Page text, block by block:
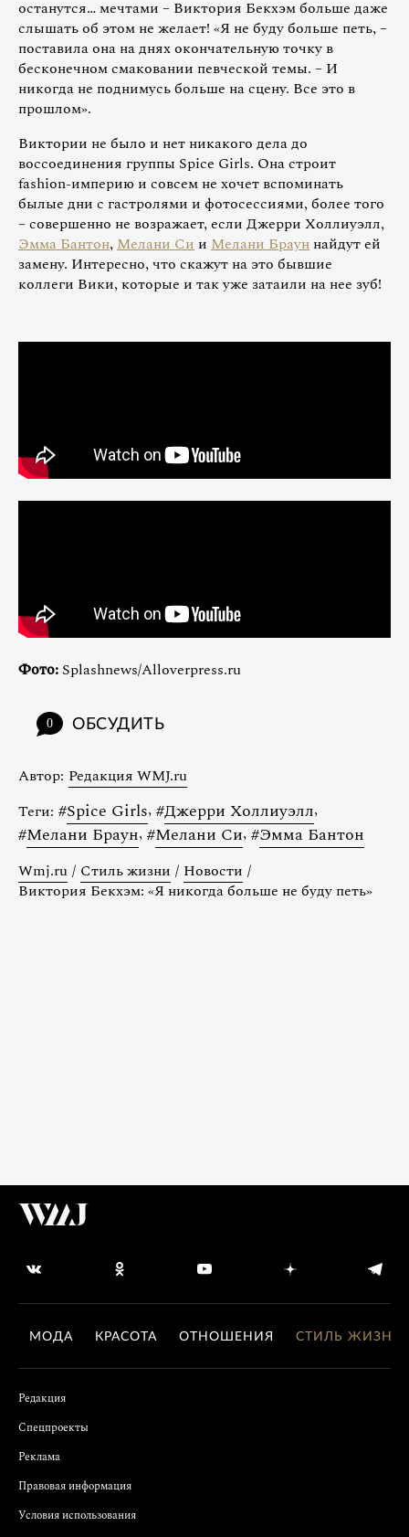
останутся… мечтами – Виктория Бекхэм больше даже
слышать об этом не желает! «Я не буду больше петь, –
поставила она на днях окончательную точку в
бесконечном смаковании певческой темы. – И
никогда не поднимусь больше на сцену. Все это в
прошлом».
Виктории не было и нет никакого дела до
воссоединения группы Spice Girls. Она строит
fashion-империю и совсем не хочет вспоминать
былые дни с гастролями и фотосессиями, более того
– совершенно не возражает, если Джерри Холлиуэлл,
Эмма Бантон,Мелани Си и Мелани Браун найдут ей
замену. Интересно, что скажут на это бывшие
коллеги Вики, которые и так уже затаили на нее зуб!
Фото: Splashnews/Alloverpress.ru
0 ОБСУДИТЬ
Автор: Редакция WMJ.ru
Теги: #Spice Girls, #Джерри Холлиуэлл,
#Мелани Браун, #Мелани Си, #Эмма Бантон
Wmj.ru / Стиль жизни / Новости /
Виктория Бекхэм: «Я никогда больше не буду петь»
МОДА КРАСОТА ОТНОШЕНИЯ СТИЛЬ ЖИЗНИ
Редакция
Спецпроекты
Реклама
Правовая информация
Условия использования